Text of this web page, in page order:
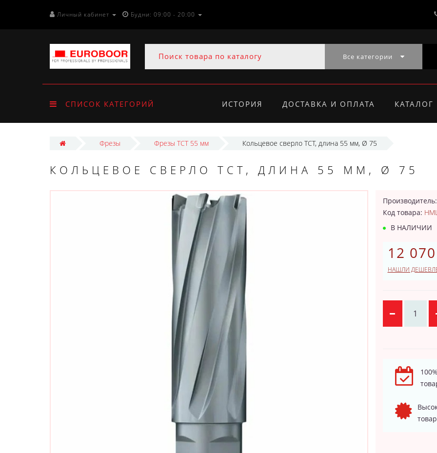
Личный кабинет Будни: 09:00 - 20:00
Все категории
СПИСОК КАТЕГОРИЙ ИСТОРИЯ ДОСТАВКА И ОПЛАТА КАТАЛОГ
Фрезы Фрезы ТСТ 55 мм Кольцевое сверло TCT, длина 55 мм, Ø 75
КОЛЬЦЕВОЕ СВЕРЛО TCT, ДЛИНА 55 ММ, Ø 75
Производитель:
Код товара:
В НАЛИЧИИ
12
НАШЛИ